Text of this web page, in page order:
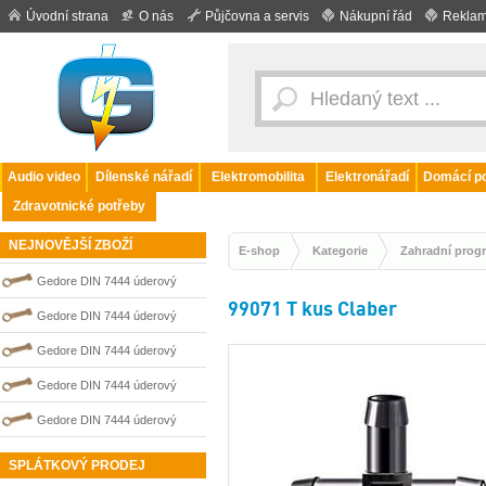
Úvodní strana O nás Půjčovna a servis Nákupní řád
Audio video Dílenské nářadí Elektromobilita Elektronářadí
Domácí
Zdravotnické potřeby
NEJNOVĚJŠÍ ZBOŽÍ
Gedore DIN 7444 úderový
nejiskřivý plochý (palcový) klíč
0100210S
Gedore DIN 7444 úderový
nejiskřivý plochý (palcový) klíč
0100204S
Gedore DIN 7444 úderový
nejiskřivý plochý (palcový) klíč
0100206S
Gedore DIN 7444 úderový
nejiskřivý plochý (palcový) klíč
0100209S
Gedore DIN 7444 úderový
nejiskřivý plochý (palcový) klíč
SPLÁTKOVÝ PRODEJ
E-shop Kategorie Zahradní
99071 T kus Claber